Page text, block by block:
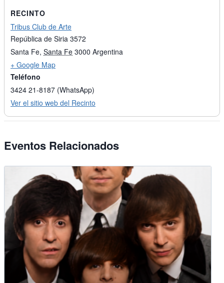
RECINTO
Tribus Club de Arte
República de Siria 3572
Santa Fe, Santa Fe 3000 Argentina
+ Google Map
Teléfono
3424 21-8187 (WhatsApp)
Ver el sitio web del Recinto
Eventos Relacionados